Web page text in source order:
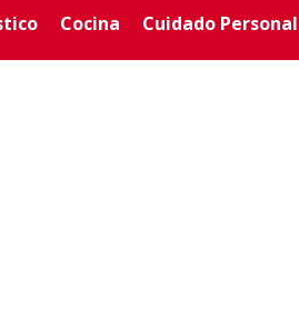
Cocina Cuidado Personal